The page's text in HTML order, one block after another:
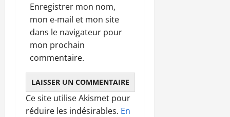
Enregistrer mon nom,
mon e-mail et mon site
dans le navigateur pour
mon prochain
commentaire.
Ce site utilise Akismet pour
réduire les indésirables. En